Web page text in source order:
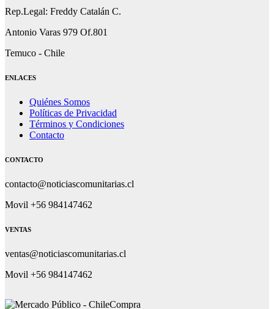
Rep.Legal: Freddy Catalán C.
Antonio Varas 979 Of.801
Temuco - Chile
ENLACES
Quiénes Somos
Políticas de Privacidad
Términos y Condiciones
Contacto
CONTACTO
contacto@noticiascomunitarias.cl
Movil +56 984147462
VENTAS
ventas@noticiascomunitarias.cl
Movil +56 984147462